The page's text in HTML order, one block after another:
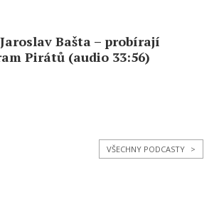
Bašta – probírají
Pirátů (audio 33:56)
VŠECHNY PODCASTY >